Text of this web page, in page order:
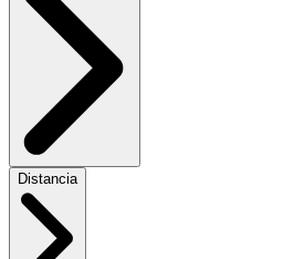
Distancia